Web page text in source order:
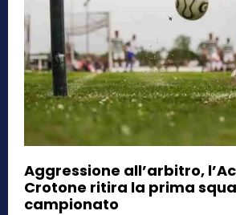
Aggressione all’arbitro,
Crotone ritira la prima
campionato